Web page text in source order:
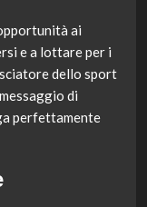
ai
e a lottare per i
dello sport
di
perfettamente